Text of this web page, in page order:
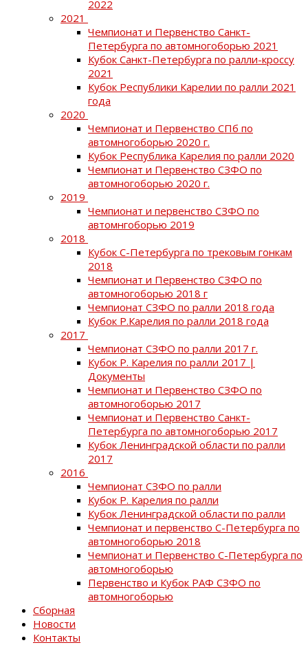
2022
2021
Чемпионат и Первенство Санкт-
Петербурга по автомногоборью 2021
Кубок Санкт-Петербурга по ралли-кроссу
2021
Кубок Республики Карелии по ралли 2021
года
2020
Чемпионат и Первенство СПб по
автомногоборью 2020 г.
Кубок Республика Карелия по ралли 2020
Чемпионат и Первенство СЗФО по
автомногоборью 2020 г.
2019
Чемпионат и первенство СЗФО по
автомнгоборью 2019
2018
Кубок С-Петербурга по трековым гонкам
2018
Чемпионат и Первенство СЗФО по
автомногоборью 2018 г
Чемпионат СЗФО по ралли 2018 года
Кубок Р.Карелия по ралли 2018 года
2017
Чемпионат СЗФО по ралли 2017 г.
Кубок Р. Карелия по ралли 2017 |
Документы
Чемпионат и Первенство СЗФО по
автомногоборью 2017
Чемпионат и Первенство Санкт-
Петербурга по автомногоборью 2017
Кубок Ленинградской области по ралли
2017
2016
Чемпионат СЗФО по ралли
Кубок Р. Карелия по ралли
Кубок Ленинградской области по ралли
Чемпионат и первенство С-Петербурга по
автомногоборью 2018
Чемпионат и Первенство С-Петербурга по
автомногоборью
Первенство и Кубок РАФ СЗФО по
автомногоборью
Сборная
Новости
Контакты